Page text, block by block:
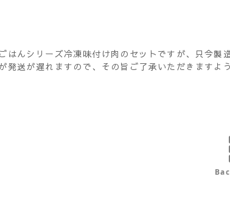
はんシリーズ冷凍味付け肉のセットですが、只今
発送が遅れますので、その旨ご了承いただきますよ